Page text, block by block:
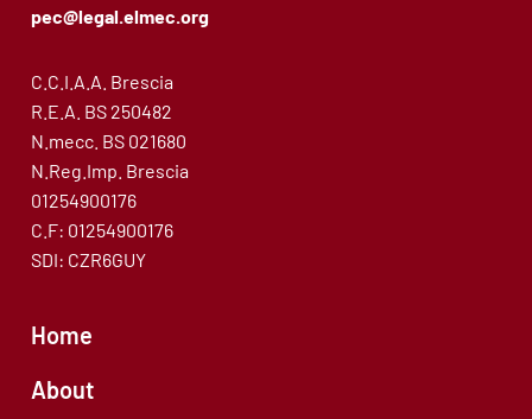
pec@legal.elmec.org
C.C.I.A.A. Brescia
R.E.A. BS 250482
N.mecc. BS 021680
N.Reg.Imp. Brescia
01254900176
C.F: 01254900176
SDI: CZR6GUY
Home
About